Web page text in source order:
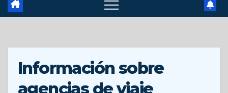
Información sobre
agencias de viaje